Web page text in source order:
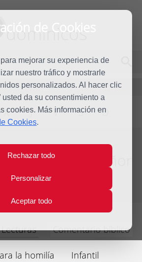
de Cookies
mejorar su experiencia de
nuestro tráfico y mostrarle
personalizados. Al hacer clic
usted da su consentimiento a
cookies. Más información en
Cookies.
Rechazar todo
Personalizar
Aceptar todo
dominicos
X J V S D
Epifanía del Señor
Lecturas Comentario bíblico
la homilía Infantil